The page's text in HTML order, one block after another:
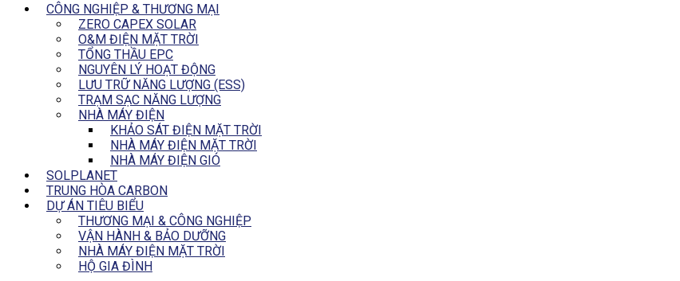
CÔNG NGHIỆP & THƯƠNG MẠI
ZERO CAPEX SOLAR
O&M ĐIỆN MẶT TRỜI
TỔNG THẦU EPC
NGUYÊN LÝ HOẠT ĐỘNG
LƯU TRỮ NĂNG LƯỢNG (ESS)
TRẠM SẠC NĂNG LƯỢNG
NHÀ MÁY ĐIỆN
KHẢO SÁT ĐIỆN MẶT TRỜI
NHÀ MÁY ĐIỆN MẶT TRỜI
NHÀ MÁY ĐIỆN GIÓ
SOLPLANET
TRUNG HÒA CARBON
DỰ ÁN TIÊU BIỂU
THƯƠNG MẠI & CÔNG NGHIỆP
VẬN HÀNH & BẢO DƯỠNG
NHÀ MÁY ĐIỆN MẶT TRỜI
HỘ GIA ĐÌNH